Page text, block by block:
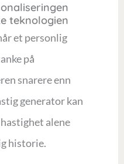
teknologien
et personlig
på
snarere enn
generator kan
alene
historie.